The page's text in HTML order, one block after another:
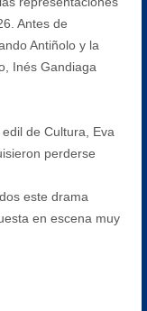
Antes de
Antiñolo y la
Inés Gandiaga
de Cultura, Eva
perderse
este drama
en escena muy